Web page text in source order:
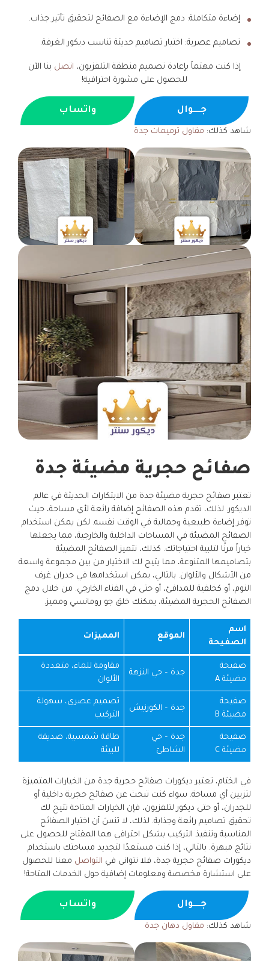
إضاءة متكاملة: دمج الإضاءة مع الصفائح لتحقيق تأثير جذاب.
تصاميم عصرية: اختيار تصاميم حديثة تناسب ديكور الغرفة.
إذا كنت مهتماً بإعادة تصميم منطقة التلفزيون، اتصل بنا الآن
للحصول على مشورة احترافية!
جــــوال واتساب
شاهد كذلك: مقاول ترميمات جدة
صفائح حجرية مضيئة جدة
تعتبر صفائح حجرية مضيئة جدة من الابتكارات الحديثة في عالم
الديكور. لذلك، تقدم هذه الصفائح إضافة رائعة لأي مساحة، حيث
توفر إضاءة طبيعية وجمالية في الوقت نفسه. لكن يمكن استخدام
الصفائح المضيئة في المساحات الداخلية والخارجية، مما يجعلها
خياراً مرنًا لتلبية احتياجاتك. كذلك، تتميز الصفائح المضيئة
بتصاميمها المتنوعة، مما يتيح لك الاختيار من بين مجموعة واسعة
من الأشكال والألوان. بالتالي، يمكن استخدامها في جدران غرف
النوم، أو كخلفية للمدافئ، أو حتى في الفناء الخارجي. من خلال دمج
الصفائح الحجرية المضيئة، يمكنك خلق جو رومانسي ومميز.
اسم
الصفيحة
الموقع المميزات
صفيحة
مضيئة A
جدة – حي النزهة
مقاومة للماء، متعددة
الألوان
صفيحة
مضيئة B
جدة – الكورنيش
تصميم عصري، سهولة
التركيب
صفيحة
مضيئة C
جدة – حي
الشاطئ
طاقة شمسية، صديقة
للبيئة
في الختام، تعتبر ديكورات صفائح حجرية جدة من الخيارات المتميزة
لتزيين أي مساحة. سواء كنت تبحث عن صفائح حجرية داخلية أو
للجدران، أو حتى ديكور لتلفزيون، فإن الخيارات المتاحة تتيح لك
تحقيق تصاميم رائعة وجذابة. لذلك، لا تنسَ أن اختيار الصفائح
المناسبة وتنفيذ التركيب بشكل احترافي هما المفتاح للحصول على
نتائج مبهرة. بالتالي، إذا كنت مستعدًا لتجديد مساحتك باستخدام
ديكورات صفائح حجرية جدة، فلا تتوانى في التواصل معنا للحصول
على استشارة مخصصة ومعلومات إضافية حول الخدمات المتاحة!
جــــوال واتساب
شاهد كذلك: مقاول دهان جدة